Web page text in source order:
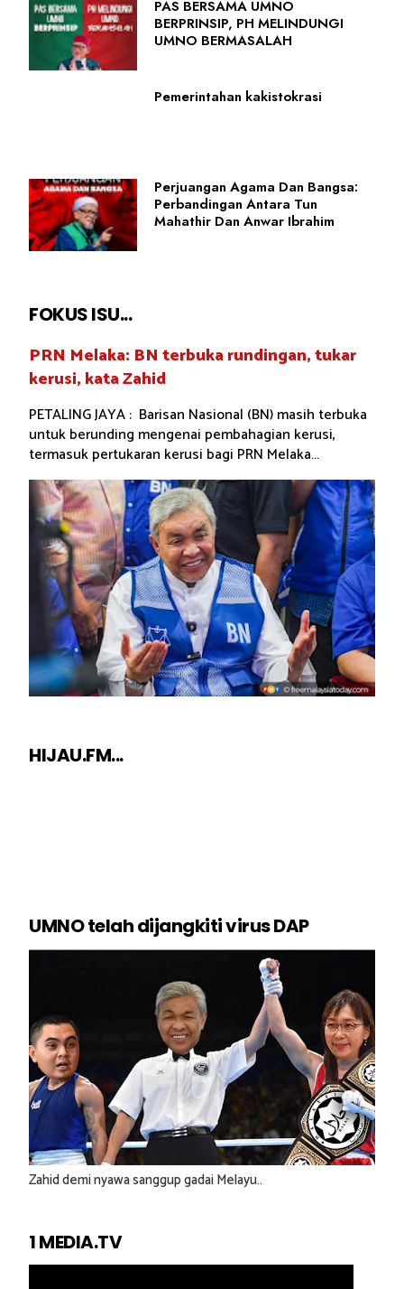
PAS BERSAMA UMNO
BERPRINSIP, PH MELINDUNGI
UMNO BERMASALAH
Pemerintahan kakistokrasi
Perjuangan Agama Dan Bangsa:
Perbandingan Antara Tun
Mahathir Dan Anwar Ibrahim
FOKUS ISU...
PRN Melaka: BN terbuka rundingan, tukar
kerusi, kata Zahid
PETALING JAYA : Barisan Nasional (BN) masih terbuka
untuk berunding mengenai pembahagian kerusi,
termasuk pertukaran kerusi bagi PRN Melaka...
HIJAU.FM...
UMNO telah dijangkiti virus DAP
Zahid demi nyawa sanggup gadai Melayu..
1 MEDIA.TV